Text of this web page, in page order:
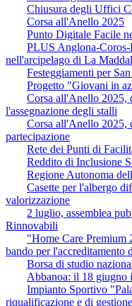
Chiusura degli Uffici
Corsa all'Anello 2025
Punto Digitale Facile
PLUS Anglona-
nell'arcipelago di La
Festeggiamenti per
Progetto "Giovani in
Corsa all'Anello 2025,
l'assegnazione degli stalli
Corsa all'Anello 2025,
partecipazione
Rete dei Punti di
Reddito di Inclusione
Regione Autonoma
Casette per l'albergo
valorizzazione
2 luglio, assemblea
Rinnovabili
"Home Care Premium
bando per l'accreditamento
Borsa di studio
Abbanoa: il 18 giugno
Impianto Sportivo
riqualificazione e di